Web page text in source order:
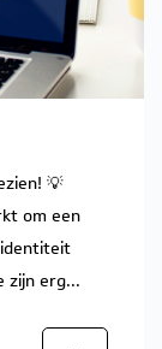
💡
om een
zijn erg...